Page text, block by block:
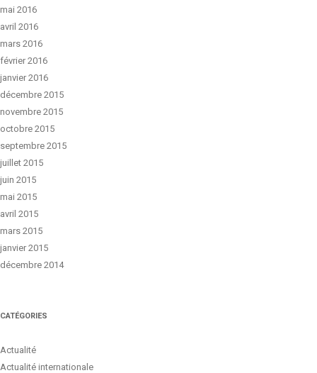
mai 2016
avril 2016
mars 2016
février 2016
janvier 2016
décembre 2015
novembre 2015
octobre 2015
septembre 2015
juillet 2015
juin 2015
mai 2015
avril 2015
mars 2015
janvier 2015
décembre 2014
CATÉGORIES
Actualité
Actualité internationale